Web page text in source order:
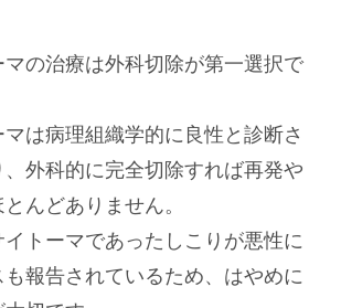
マの治療は外科切除が第一選択で
マは病理組織学的に良性と診断さ
外科的に完全切除すれば再発や
んどありません。
トーマであったしこりが悪性に
報告されているため、はやめに